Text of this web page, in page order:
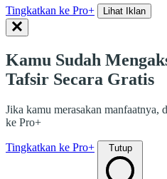
Tingkatkan ke Pro+ Lihat Iklan
Kamu Sudah
Tafsir Secara Gratis
Jika kamu merasakan manfaatnya,
ke Pro+
Tingkatkan ke Pro+ Tutup